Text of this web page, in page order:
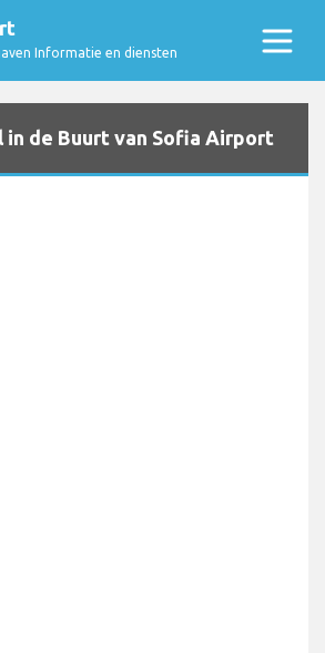
Informatie en diensten
in de Buurt van Sofia Airport